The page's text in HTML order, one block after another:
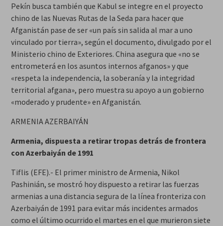
Pekín busca también que Kabul se integre en el proyecto
chino de las Nuevas Rutas de la Seda para hacer que
Afganistán pase de ser «un país sin salida al mar a uno
vinculado por tierra», según el documento, divulgado por el
Ministerio chino de Exteriores. China asegura que «no se
entrometerá en los asuntos internos afganos» y que
«respeta la independencia, la soberanía y la integridad
territorial afgana», pero muestra su apoyo a un gobierno
«moderado y prudente» en Afganistán.
ARMENIA AZERBAIYÁN
Armenia, dispuesta a retirar tropas detrás de frontera
con Azerbaiyán de 1991
Tiflis (EFE).- El primer ministro de Armenia, Nikol
Pashinián, se mostró hoy dispuesto a retirar las fuerzas
armenias a una distancia segura de la línea fronteriza con
Azerbaiyán de 1991 para evitar más incidentes armados
como el último ocurrido el martes en el que murieron siete